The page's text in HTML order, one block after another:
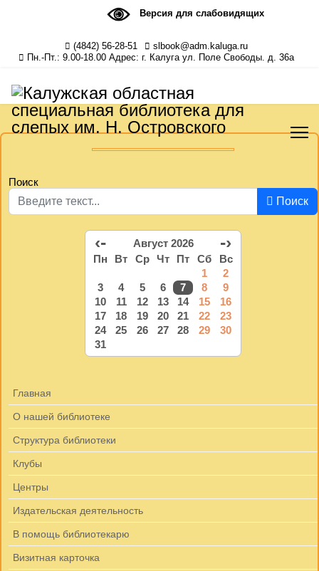
Версия для слабовидящих
(4842) 56-28-51
slbook@adm.kaluga.ru
Пн.-Пт.: 9.00-18.00 Адрес: г. Калуга ул. Поле Свободы. д. 36а
Поиск
Поиск
‹- Август 2026 -›
Пн Вт Ср Чт Пт Сб
Вс
1
2
3
4 5 6 7 8
9
10
11 12 13 14 15
16
17
18 19 20 21 22
23
24
25 26 27 28 29
30
31
Главная
О нашей библиотеке
Структура библиотеки
Клубы
Центры
Издательская деятельность
В помощь библиотекарю
Визитная карточка